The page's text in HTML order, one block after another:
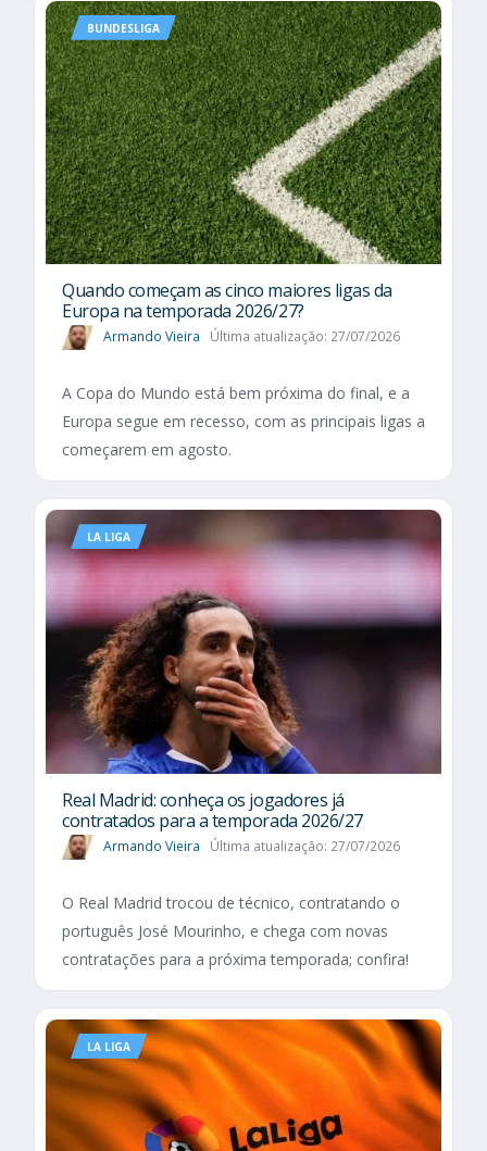
BUNDESLIGA
Quando começam as cinco maiores ligas da
Europa na temporada 2026/27?
Armando Vieira Última atualização: 27/07/2026
A Copa do Mundo está bem próxima do final, e a
Europa segue em recesso, com as principais ligas a
começarem em agosto.
LA LIGA
Real Madrid: conheça os jogadores já
contratados para a temporada 2026/27
Armando Vieira Última atualização: 27/07/2026
O Real Madrid trocou de técnico, contratando o
português José Mourinho, e chega com novas
contratações para a próxima temporada; confira!
LA LIGA